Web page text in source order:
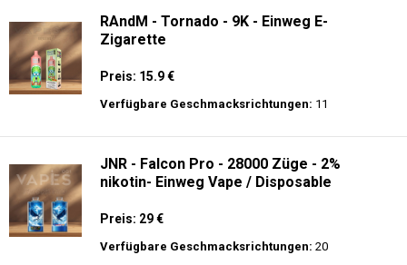
RAndM - Tornado - 9K - Einweg E-
Zigarette
Preis: 15.9 €
Verfügbare Geschmacksrichtungen: 11
JNR - Falcon Pro - 28000 Züge - 2%
nikotin- Einweg Vape / Disposable
Preis: 29 €
Verfügbare Geschmacksrichtungen: 20